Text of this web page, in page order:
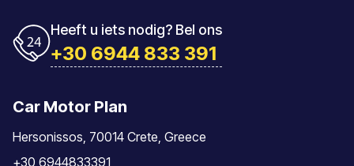
Heeft u iets nodig? Bel ons
+30 6944 833 391
Car Motor Plan
Hersonissos, 70014 Crete, Greece
+30 6944833391